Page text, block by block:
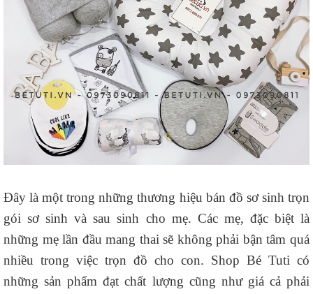
Đây là một trong những thương hiệu bán đồ sơ sinh trọn
gói sơ sinh và sau sinh cho mẹ. Các mẹ, đặc biệt là
những mẹ lần đầu mang thai sẽ không phải bận tâm quá
nhiều trong việc trọn đồ cho con. Shop Bé Tuti có
những sản phẩm đạt chất lượng cũng như giá cả phải